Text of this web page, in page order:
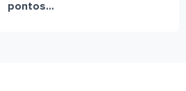
pontos...